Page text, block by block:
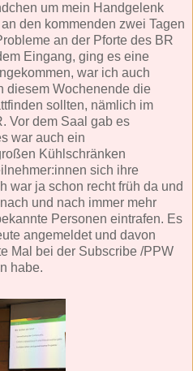
um mein Handgelenk
den kommenden zwei Tagen
an der Pforte des BR
Eingang, ging es eine
war ich auch
diesem Wochenende die
sollten, nämlich im
Vor dem Saal gab es
war auch ein
Kühlschränken
sich ihre
war ja schon recht früh da und
und nach immer mehr
Personen eintrafen. Es
angemeldet und davon
Mal bei der Subscribe /PPW
habe.